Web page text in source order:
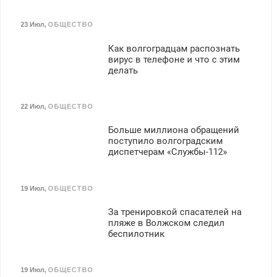
23 Июл, ОБЩЕСТВО
Как волгоградцам распознать
вирус в телефоне и что с этим
делать
22 Июл, ОБЩЕСТВО
Больше миллиона обращений
поступило волгоградским
диспетчерам «Службы-112»
19 Июл, ОБЩЕСТВО
За тренировкой спасателей на
пляже в Волжском следил
беспилотник
19 Июл, ОБЩЕСТВО